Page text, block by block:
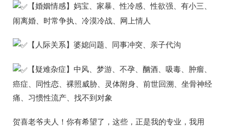
【婚姻情感】妈宝、家暴、性冷感、性欲强、有小三、
闹离婚、时常争执、冷漠冷战、网上情人
【人际关系】婆媳问题、同事冲突、亲子代沟
【疑难杂症】中风、梦游、不孕、酗酒、吸毒、肿瘤、
癌症、同性恋、裸照威胁、灵体附身、前世回溯、坐骨神经
痛、习惯性流产、找不到对象
贺喜老爷夫人！你有希望了，这些，正是我的专业，我用